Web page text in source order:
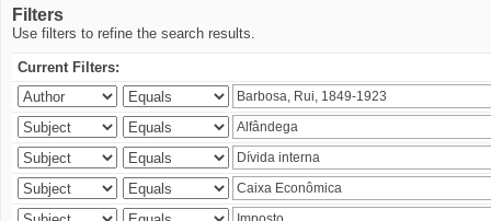
Filters
Use filters to refine the search results.
Current Filters: